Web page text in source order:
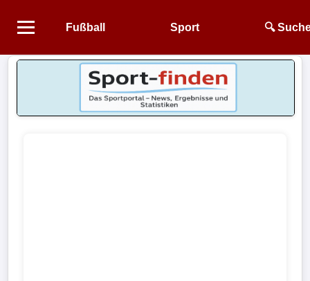
Fußball Sport 🔍
Startseite